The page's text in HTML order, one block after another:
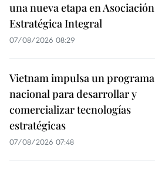
una nueva etapa en Asociación
Estratégica Integral
07/08/2026 08:29
Vietnam impulsa un programa
nacional para desarrollar y
comercializar tecnologías
estratégicas
07/08/2026 07:48